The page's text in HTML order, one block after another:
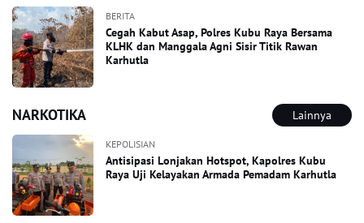
BERITA
Cegah Kabut Asap, Polres Kubu Raya Bersama
KLHK dan Manggala Agni Sisir Titik Rawan
Karhutla
NARKOTIKA Lainnya
KEPOLISIAN
Antisipasi Lonjakan Hotspot, Kapolres Kubu
Raya Uji Kelayakan Armada Pemadam Karhutla